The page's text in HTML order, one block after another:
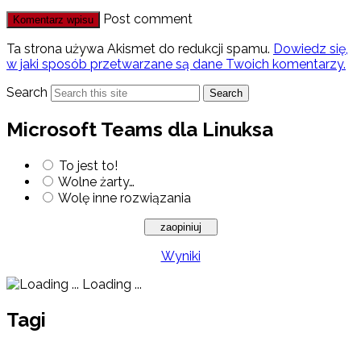
Post comment
Ta strona używa Akismet do redukcji spamu. Dowiedz się,
w jaki sposób przetwarzane są dane Twoich komentarzy.
Search
Search
Microsoft Teams dla Linuksa
To jest to!
Wolne żarty…
Wolę inne rozwiązania
Wyniki
Loading ...
Tagi